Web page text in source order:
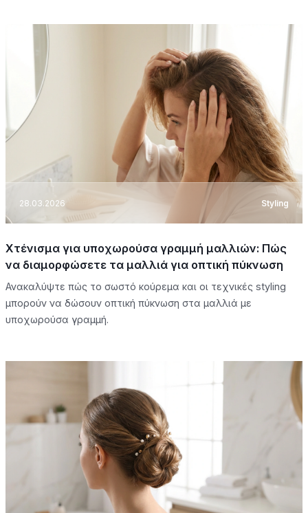
28.03.2026 Styling
Χτένισμα για υποχωρούσα γραμμή μαλλιών: Πώς
να διαμορφώσετε τα μαλλιά για οπτική πύκνωση
Ανακαλύψτε πώς το σωστό κούρεμα και οι τεχνικές styling
μπορούν να δώσουν οπτική πύκνωση στα μαλλιά με
υποχωρούσα γραμμή.